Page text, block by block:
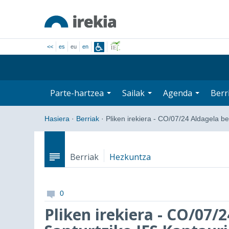
<< es eu en
Parte-hartzea Sailak Agenda
Hasiera · Berriak · Pliken irekiera - CO/07/24 Aldagela
Berriak Hezkuntza
0
Pliken irekiera - CO/07/